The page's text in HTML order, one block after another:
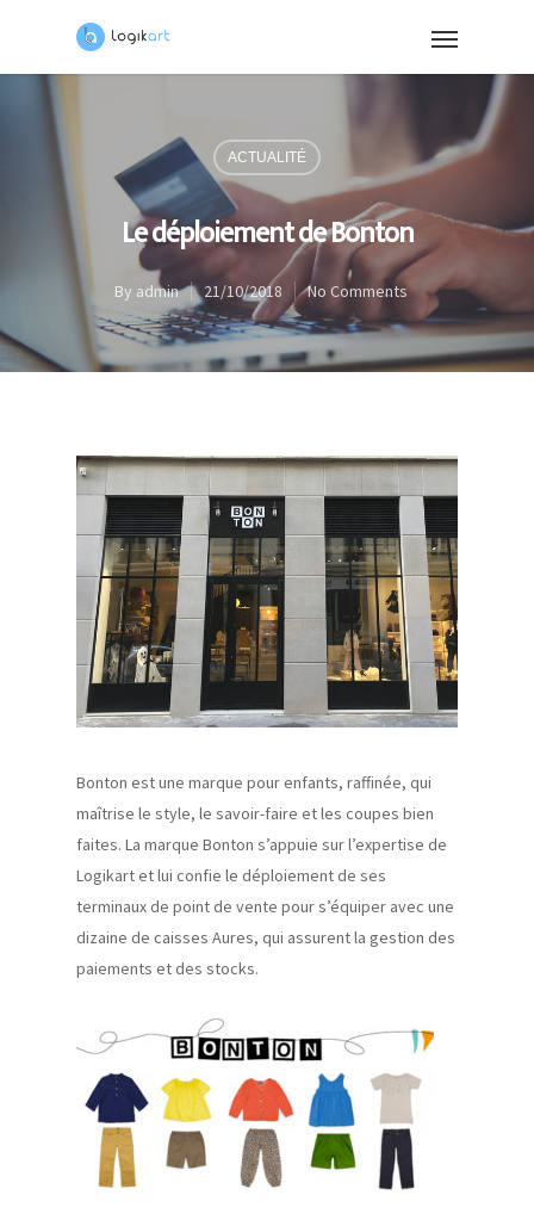
ACTUALITÉ
Le déploiement de Bonton
By admin 21/10/2018 No Comments
Bonton est une marque pour enfants, raffinée, qui
maîtrise le style, le savoir-faire et les coupes bien
faites. La marque Bonton s’appuie sur l’expertise de
Logikartet lui confie le déploiement de ses
terminaux de point de vente pour s’équiper avec une
dizaine de caisses Aures, qui assurent la gestion des
paiements et des stocks.